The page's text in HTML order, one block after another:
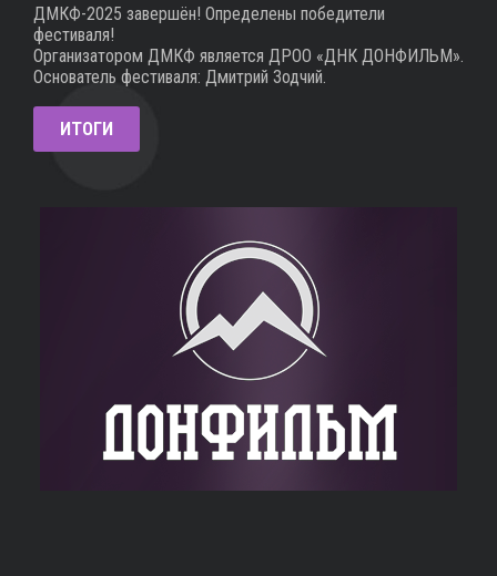
ДМКФ-2025 завершён! Определены победители
фестиваля!
Организатором ДМКФ является ДРОО «ДНК ДОНФИЛЬМ».
Основатель фестиваля: Дмитрий Зодчий.
ИТОГИ